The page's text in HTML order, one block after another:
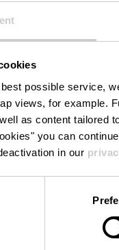
possible service,
views, for example.
as content tailored
you can
in our